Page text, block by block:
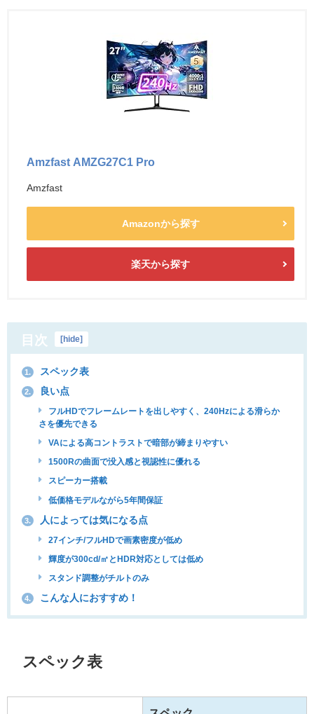
Amzfast AMZG27C1 Pro
Amzfast
Amazonから探す
楽天から探す
目次 [hide]
1. スペック表
2. 良い点
フルHDでフレームレートを出しやすく、240Hzによる滑らか
さを優先できる
VAによる高コントラストで暗部が締まりやすい
1500Rの曲面で没入感と視認性に優れる
スピーカー搭載
低価格モデルながら5年間保証
3. 人によっては気になる点
27インチ/フルHDで画素密度が低め
輝度が300cd/㎡とHDR対応としては低め
スタンド調整がチルトのみ
4. こんな人におすすめ！
スペック表